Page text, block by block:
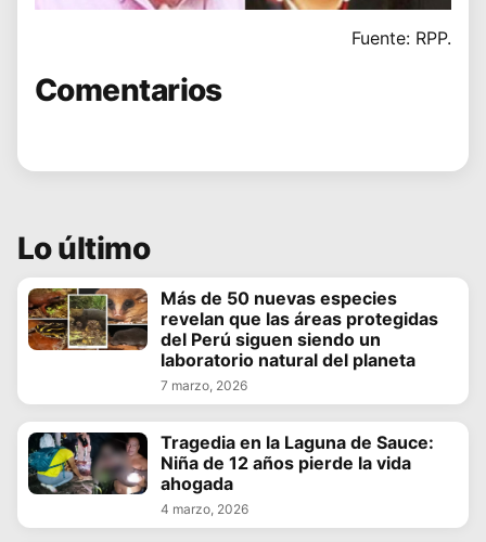
Fuente: RPP.
Comentarios
Lo último
Más de 50 nuevas especies
revelan que las áreas protegidas
del Perú siguen siendo un
laboratorio natural del planeta
7 marzo, 2026
Tragedia en la Laguna de Sauce:
Niña de 12 años pierde la vida
ahogada
4 marzo, 2026